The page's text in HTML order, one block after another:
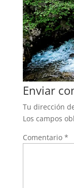
Enviar
Tu dirección
Los campos
Comentario *